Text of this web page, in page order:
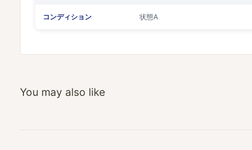
コンディション 状態A
You may also like